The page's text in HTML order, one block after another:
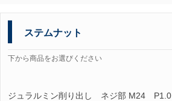
ステムナット
下から商品をお選びください
ジュラルミン削り出し ネジ部 M24 P1.0